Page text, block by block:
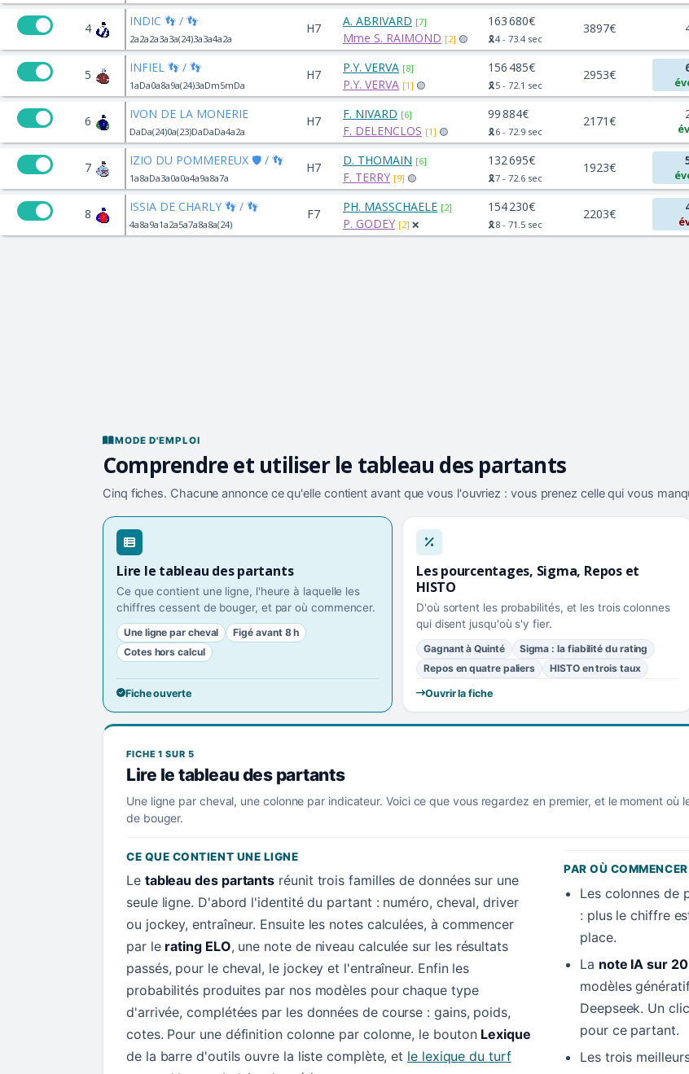
4 INDIC 👣 / 👣
2a2a2a3a3a(24)3a3a4a2a
H7 A. ABRIVARD [7]
Mme S. RAIMOND [2] 🟡
163 680€
🎗️4 - 73.4 sec
3897€
5 INFIEL 👣 / 👣
1aDa0a8a9a(24)3aDm5mDa
H7 P.Y. VERVA [8]
P.Y. VERVA [1] 🟡
156 485€
🎗️5 - 72.1 sec
2953€
6 IVON DE LA MONERIE
DaDa(24)0a(23)DaDaDa4a2a
H7 F. NIVARD [6]
F. DELENCLOS [1] 🟡
99 884€
🎗️6 - 72.9 sec
2171€
7 IZIO DU POMMEREUX 🛡️ / 👣
1a8aDa3a0a0a4a9a8a7a
H7 D. THOMAIN [6]
F. TERRY [9] 🟡
132 695€
🎗️7 - 72.6 sec
1923€
8 ISSIA DE CHARLY 👣 / 👣
4a8a9a1a2a5a7a8a8a(24)
F7 PH. MASSCHAELE [2]
P. GODEY [2] ❌
154 230€
🎗️8 - 71.5 sec
2203€
MODE D'EMPLOI
Comprendre et utiliser le tableau des partants
Cinq fiches. Chacune annonce ce qu'elle contient avant que vous l'ouvriez : vous prenez celle qui vous
Lire le tableau des partants
Ce que contient une ligne, l'heure à laquelle les
chiffres cessent de bouger, et par où commencer.
Une ligne par cheval
Figé avant 8 h
Cotes hors calcul
Fiche ouverte
Les pourcentages, Sigma, Repos et
HISTO
D'où sortent les probabilités, et les trois colonnes
qui disent jusqu'où s'y fier.
Gagnant à Quinté
Sigma : la fiabilité du rating
Repos en quatre paliers
HISTO en trois taux
Ouvrir la fiche
FICHE 1 SUR 5
Lire le tableau des partants
Une ligne par cheval, une colonne par indicateur. Voici ce que vous regardez en premier, et le moment où
de bouger.
CE QUE CONTIENT UNE LIGNE
Le tableau des partants réunit trois familles de données sur une
seule ligne. D'abord l'identité du partant : numéro, cheval, driver
ou jockey, entraîneur. Ensuite les notes calculées, à commencer
par le rating ELO, une note de niveau calculée sur les résultats
passés, pour le cheval, le jockey et l'entraîneur. Enfin les
probabilités produites par nos modèles pour chaque type
d'arrivée, complétées par les données de course : gains, poids,
cotes. Pour une définition colonne par colonne, le bouton Lexique
de la barre d'outils ouvre la liste complète, et le lexique du turf
PAR OÙ COMMENCER
Les colonnes de
: plus le chiffre
place.
La note IA sur 20
modèles
Deepseek. Un
pour ce partant.
Les trois